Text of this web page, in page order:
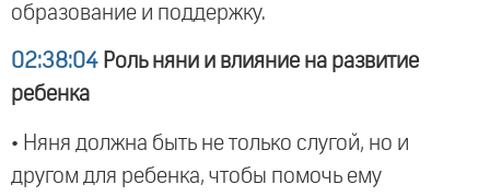
образование и поддержку.
02:38:04 Роль няни и влияние на развитие
ребенка
• Няня должна быть не только слугой, но и
другом для ребенка, чтобы помочь ему